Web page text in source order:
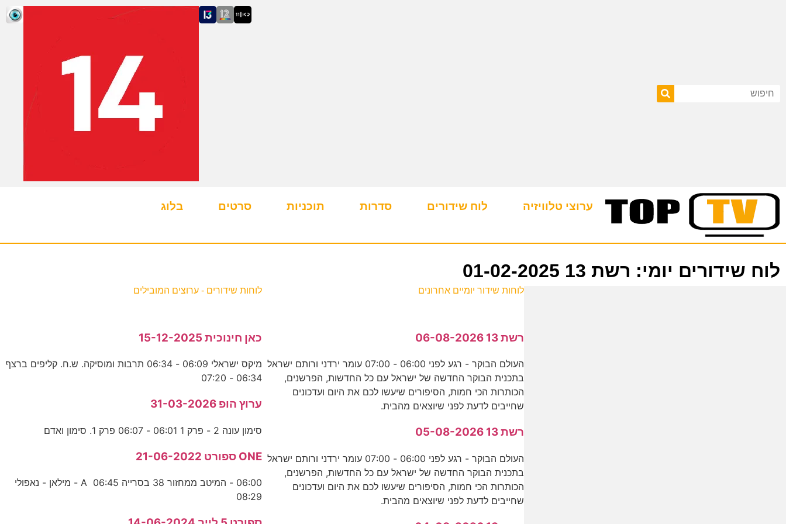
ערוצי טלוויזיה לוח שידורים סדרות תוכניות סרטים בלוג
לוח שידורים יומי: רשת 13 01-02-2025
לוחות שידור יומיים אחרונים
רשת 13 06-08-2026
העולם הבוקר - רגע לפני 06:00 - 07:00 עומר ירדני ורותם ישראל
בתכנית הבוקר החדשה של ישראל עם כל החדשות, הפרשנים,
הכותרות הכי חמות, הסיפורים שיעשו לכם את היום ועדכונים
שחייבים לדעת לפני שיוצאים מהבית.
רשת 13 05-08-2026
העולם הבוקר - רגע לפני 06:00 - 07:00 עומר ירדני ורותם ישראל
בתכנית הבוקר החדשה של ישראל עם כל החדשות, הפרשנים,
הכותרות הכי חמות, הסיפורים שיעשו לכם את היום ועדכונים
שחייבים לדעת לפני שיוצאים מהבית.
לוחות שידורים - ערוצים המובילים
כאן חינוכית 15-12-2025
מיקס ישראלי 06:09 - 06:34 תרבות ומוסיקה. ש.ח. קליפים ברצף
06:34 - 07:20
ערוץ הופ 31-03-2026
סימון עונה 2 - פרק 1 06:01 - 06:07 פרק 1. סימון ואדם
ONE ספורט 21-06-2022
06:00 - המיטב ממחזור 38 בסרייה A 06:45 - מילאן - נאפולי
08:29